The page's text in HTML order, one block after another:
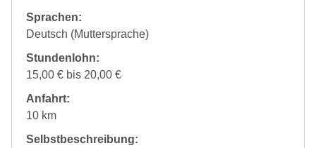
Sprachen:
Deutsch (Muttersprache)
Stundenlohn:
15,00 € bis 20,00 €
Anfahrt:
10 km
Selbstbeschreibung: